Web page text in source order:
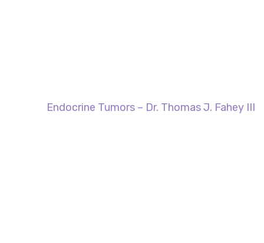
Endocrine Tumors – Dr. Thomas J. Fahey III